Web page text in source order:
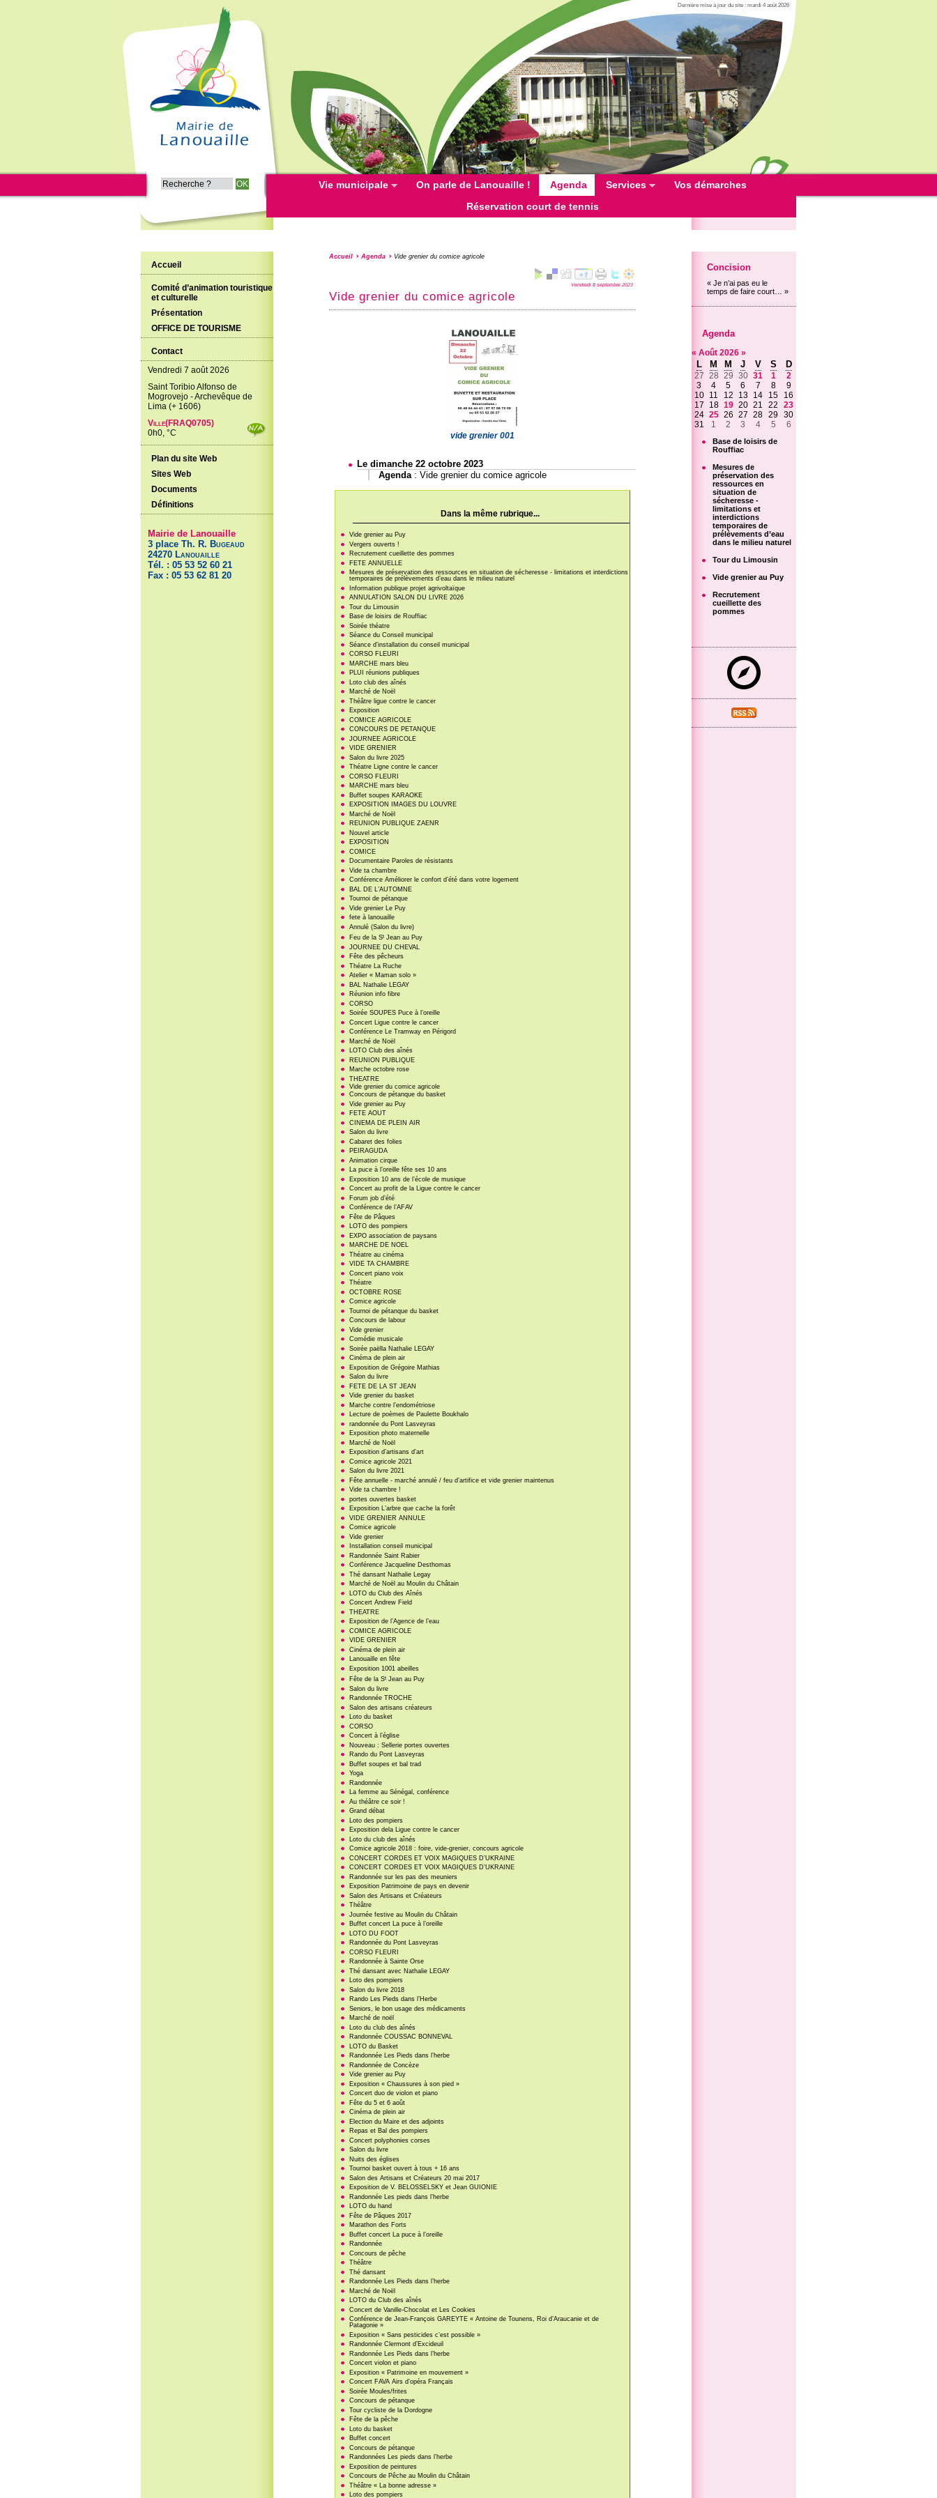
Dernière mise à jour du site : mardi 4 août 2026
Vie municipale On parle de Lanouaille ! Agenda Services
Vos démarches
Réservation court de tennis
Accueil Agenda Vide grenier du comice agricole
Vendredi 8 septembre 2023
Vide grenier du comice agricole
vide grenier 001
Le dimanche 22 octobre 2023
Agenda:Vide grenier du comice agricole
Dans la même rubrique...
Vide grenier au Puy
Vergers ouverts !
Recrutement cueillette des pommes
FETE ANNUELLE
Mesures de préservation des ressources en situation de sécheresse - limitations et interdictions
temporaires de prélèvements d’eau dans le milieu naturel
Information publique projet agrivoltaïque
ANNULATION SALON DU LIVRE 2026
Tour du Limousin
Base de loisirs de Rouffiac
Soirée théatre
Séance du Conseil municipal
Séance d’installation du conseil municipal
CORSO FLEURI
MARCHE mars bleu
PLUI réunions publiques
Loto club des aînés
Marché de Noël
Théâtre ligue contre le cancer
Exposition
COMICE AGRICOLE
CONCOURS DE PETANQUE
JOURNEE AGRICOLE
VIDE GRENIER
Salon du livre 2025
Théatre Ligne contre le cancer
CORSO FLEURI
MARCHE mars bleu
Buffet soupes KARAOKE
EXPOSITION IMAGES DU LOUVRE
Marché de Noël
REUNION PUBLIQUE ZAENR
Nouvel article
EXPOSITION
COMICE
Documentaire Paroles de résistants
Vide ta chambre
Conférence Améliorer le confort d’été dans votre logement
BAL DE L’AUTOMNE
Tournoi de pétanque
Vide grenier Le Puy
fete à lanouaille
Annulé (Salon du livre)
Feu de la St Jean au Puy
JOURNEE DU CHEVAL
Fête des pêcheurs
Théatre La Ruche
Atelier « Maman solo »
BAL Nathalie LEGAY
Réunion info fibre
CORSO
Soirée SOUPES Puce à l’oreille
Concert Ligue contre le cancer
Conférence Le Tramway en Périgord
Marché de Noël
LOTO Club des aînés
REUNION PUBLIQUE
Marche octobre rose
THEATRE
Vide grenier du comice agricole
Concours de pétanque du basket
Vide grenier au Puy
FETE AOUT
CINEMA DE PLEIN AIR
Salon du livre
Cabaret des folies
PEIRAGUDA
Animation cirque
La puce à l’oreille fête ses 10 ans
Exposition 10 ans de l’école de musique
Concert au profit de la Ligue contre le cancer
Forum job d’été
Conférence de l’AFAV
Fête de Pâques
LOTO des pompiers
EXPO association de paysans
MARCHE DE NOEL
Théatre au cinéma
VIDE TA CHAMBRE
Concert piano voix
Théatre
OCTOBRE ROSE
Comice agricole
Tournoi de pétanque du basket
Concours de labour
Vide grenier
Comédie musicale
Soirée paëlla Nathalie LEGAY
Cinéma de plein air
Exposition de Grégoire Mathias
Salon du livre
FETE DE LA ST JEAN
Vide grenier du basket
Marche contre l’endométriose
Lecture de poèmes de Paulette Boukhalo
randonnée du Pont Lasveyras
Exposition photo maternelle
Marché de Noël
Exposition d’artisans d’art
Comice agricole 2021
Salon du livre 2021
Fête annuelle - marché annulé / feu d’artifice et vide grenier maintenus
Vide ta chambre !
portes ouvertes basket
Exposition L’arbre que cache la forêt
VIDE GRENIER ANNULE
Comice agricole
Vide grenier
Installation conseil municipal
Randonnée Saint Rabier
Conférence Jacqueline Desthomas
Thé dansant Nathalie Legay
Marché de Noël au Moulin du Châtain
LOTO du Club des Aînés
Concert Andrew Field
THEATRE
Exposition de l’Agence de l’eau
COMICE AGRICOLE
VIDE GRENIER
Cinéma de plein air
Lanouaille en fête
Exposition 1001 abeilles
Fête de la St Jean au Puy
Salon du livre
Randonnée TROCHE
Salon des artisans créateurs
Loto du basket
CORSO
Concert à l’église
Nouveau : Sellerie portes ouvertes
Rando du Pont Lasveyras
Buffet soupes et bal trad
Yoga
Randonnée
La femme au Sénégal, conférence
Au théâtre ce soir !
Grand débat
Loto des pompiers
Exposition dela Ligue contre le cancer
Loto du club des aînés
Comice agricole 2018 : foire, vide-grenier, concours agricole
CONCERT CORDES ET VOIX MAGIQUES D’UKRAINE
CONCERT CORDES ET VOIX MAGIQUES D’UKRAINE
Randonnée sur les pas des meuniers
Exposition Patrimoine de pays en devenir
Salon des Artisans et Créateurs
Théâtre
Journée festive au Moulin du Châtain
Buffet concert La puce à l’oreille
LOTO DU FOOT
Randonnée du Pont Lasveyras
CORSO FLEURI
Randonnée à Sainte Orse
Thé dansant avec Nathalie LEGAY
Loto des pompiers
Salon du livre 2018
Rando Les Pieds dans l’Herbe
Seniors, le bon usage des médicaments
Marché de noël
Loto du club des aînés
Randonnée COUSSAC BONNEVAL
LOTO du Basket
Randonnée Les Pieds dans l’herbe
Randonnée de Concèze
Vide grenier au Puy
Exposition « Chaussures à son pied »
Concert duo de violon et piano
Fête du 5 et 6 août
Cinéma de plein air
Election du Maire et des adjoints
Repas et Bal des pompiers
Concert polyphonies corses
Salon du livre
Nuits des églises
Tournoi basket ouvert à tous + 16 ans
Salon des Artisans et Créateurs 20 mai 2017
Exposition de V. BELOSSELSKY et Jean GUIONIE
Randonnée Les pieds dans l’herbe
LOTO du hand
Fête de Pâques 2017
Marathon des Forts
Buffet concert La puce à l’oreille
Randonnée
Concours de pêche
Théâtre
Thé dansant
Randonnée Les Pieds dans l’herbe
Marché de Noël
LOTO du Club des aînés
Concert de Vanille-Chocolat et Les Cookies
Conférence de Jean-François GAREYTE « Antoine de Tounens, Roi d’Araucanie et de
Patagonie »
Exposition « Sans pesticides c’est possible »
Randonnée Clermont d’Excideuil
Randonnée Les Pieds dans l’herbe
Concert violon et piano
Exposition « Patrimoine en mouvement »
Concert FAVA Airs d’opéra Français
Soirée Moules/frites
Concours de pétanque
Tour cycliste de la Dordogne
Fête de la pêche
Loto du basket
Buffet concert
Concours de pétanque
Randonnées Les pieds dans l’herbe
Exposition de peintures
Concours de Pêche au Moulin du Châtain
Théâtre « La bonne adresse »
Loto des pompiers
Accueil
Comité d’animation touristique
et culturelle
Présentation
OFFICE DE TOURISME
Contact
Vendredi 7 août 2026
Saint Toribio Alfonso de
Mogrovejo - Archevêque de
Lima (+ 1606)
Ville(FRAQ0705)
0h0, °C
Plan du site Web
Sites Web
Documents
Définitions
Mairie de Lanouaille
3 place Th. R. Bugeaud
24270 Lanouaille
Tél. : 05 53 52 60 21
Fax : 05 53 62 81 20
Concision
« Je n’ai pas eu le
temps de faire court… »
Agenda
« Août 2026 »
L M M J V S D
27 28 29 30 31 1
2
3
4 5 6 7 8
9
10
11 12 13 14 15
16
17
18 19 20 21 22
23
24 25 26 27 28 29 30
31
1 2 3 4 5 6
Base de loisirs de
Rouffiac
Mesures de
préservation des
ressources en
situation de
sécheresse -
limitations et
interdictions
temporaires de
prélèvements d’eau
dans le milieu naturel
Tour du Limousin
Vide grenier au Puy
Recrutement
cueillette des
pommes